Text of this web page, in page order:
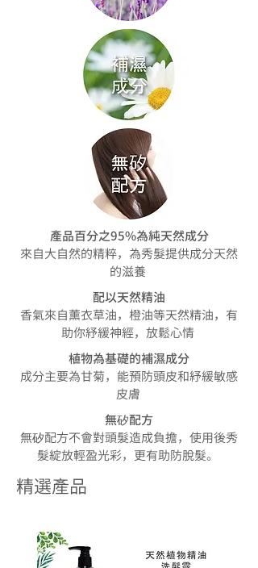
產品百分之95%為純天然成分
來自大自然的精粹，為秀髮提供成分天然
的滋養
配以天然精油
香氣來自薰衣草油，橙油等天然精油，有
助你紓緩神經，放鬆心情
植物為基礎的補濕成分
成分主要為甘菊，能預防頭皮和紓緩敏感
皮膚
無矽配方
無矽配方不會對頭髮造成負擔，使用後秀
髮綻放輕盈光彩，更有助防脫髮。
精選產品